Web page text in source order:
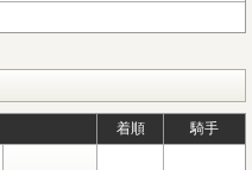
着順 騎手